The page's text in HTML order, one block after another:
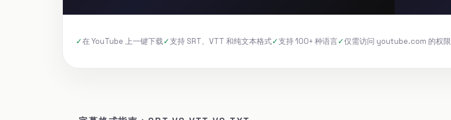
在 YouTube 上一键下载 支持 SRT、VTT 和纯文本格式 支持 100+ 种语言 仅需访问 youtube.com 的权限